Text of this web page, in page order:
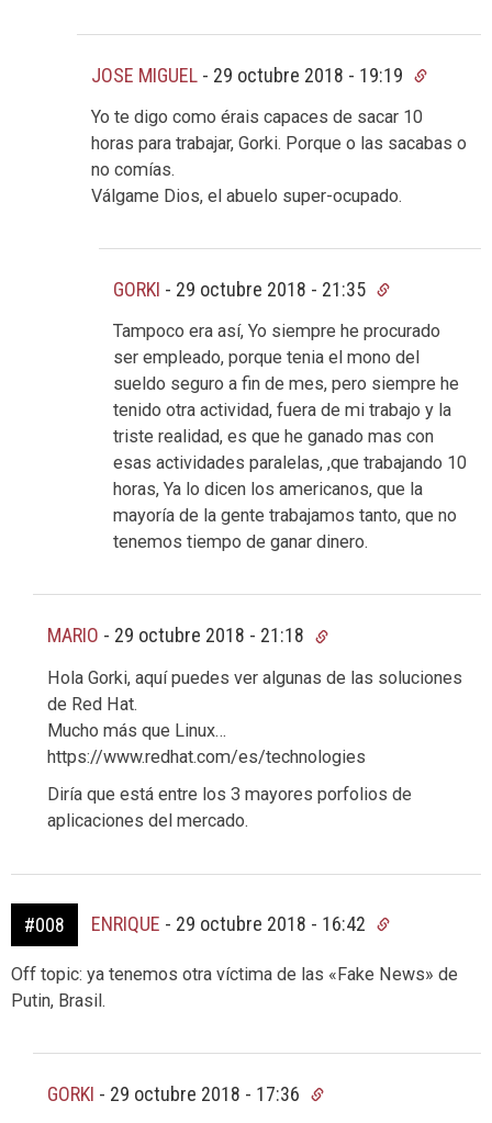
JOSE MIGUEL - 29 octubre 2018 - 19:19
Yo te digo como érais capaces de sacar 10
horas para trabajar, Gorki. Porque o las sacabas o
no comías.
Válgame Dios, el abuelo super-ocupado.
GORKI - 29 octubre 2018 - 21:35
Tampoco era así, Yo siempre he procurado
ser empleado, porque tenia el mono del
sueldo seguro a fin de mes, pero siempre he
tenido otra actividad, fuera de mi trabajo y la
triste realidad, es que he ganado mas con
esas actividades paralelas, ,que trabajando 10
horas, Ya lo dicen los americanos, que la
mayoría de la gente trabajamos tanto, que no
tenemos tiempo de ganar dinero.
MARIO - 29 octubre 2018 - 21:18
Hola Gorki, aquí puedes ver algunas de las soluciones
de Red Hat.
Mucho más que Linux…
https://www.redhat.com/es/technologies
Diría que está entre los 3 mayores porfolios de
aplicaciones del mercado.
#008 ENRIQUE - 29 octubre 2018 - 16:42
Off topic: ya tenemos otra víctima de las «Fake News» de
Putin, Brasil.
GORKI - 29 octubre 2018 - 17:36